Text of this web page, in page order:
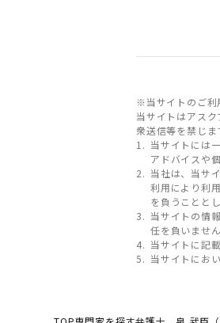
※当サイトのご利
当サイトはアス
衆送信等を禁じま
当サイトには
アドバイスや
当社は、当サ
利用により利
を負うこととし
当サイトの情
任を負いません
当サイトに記
当サイトにお